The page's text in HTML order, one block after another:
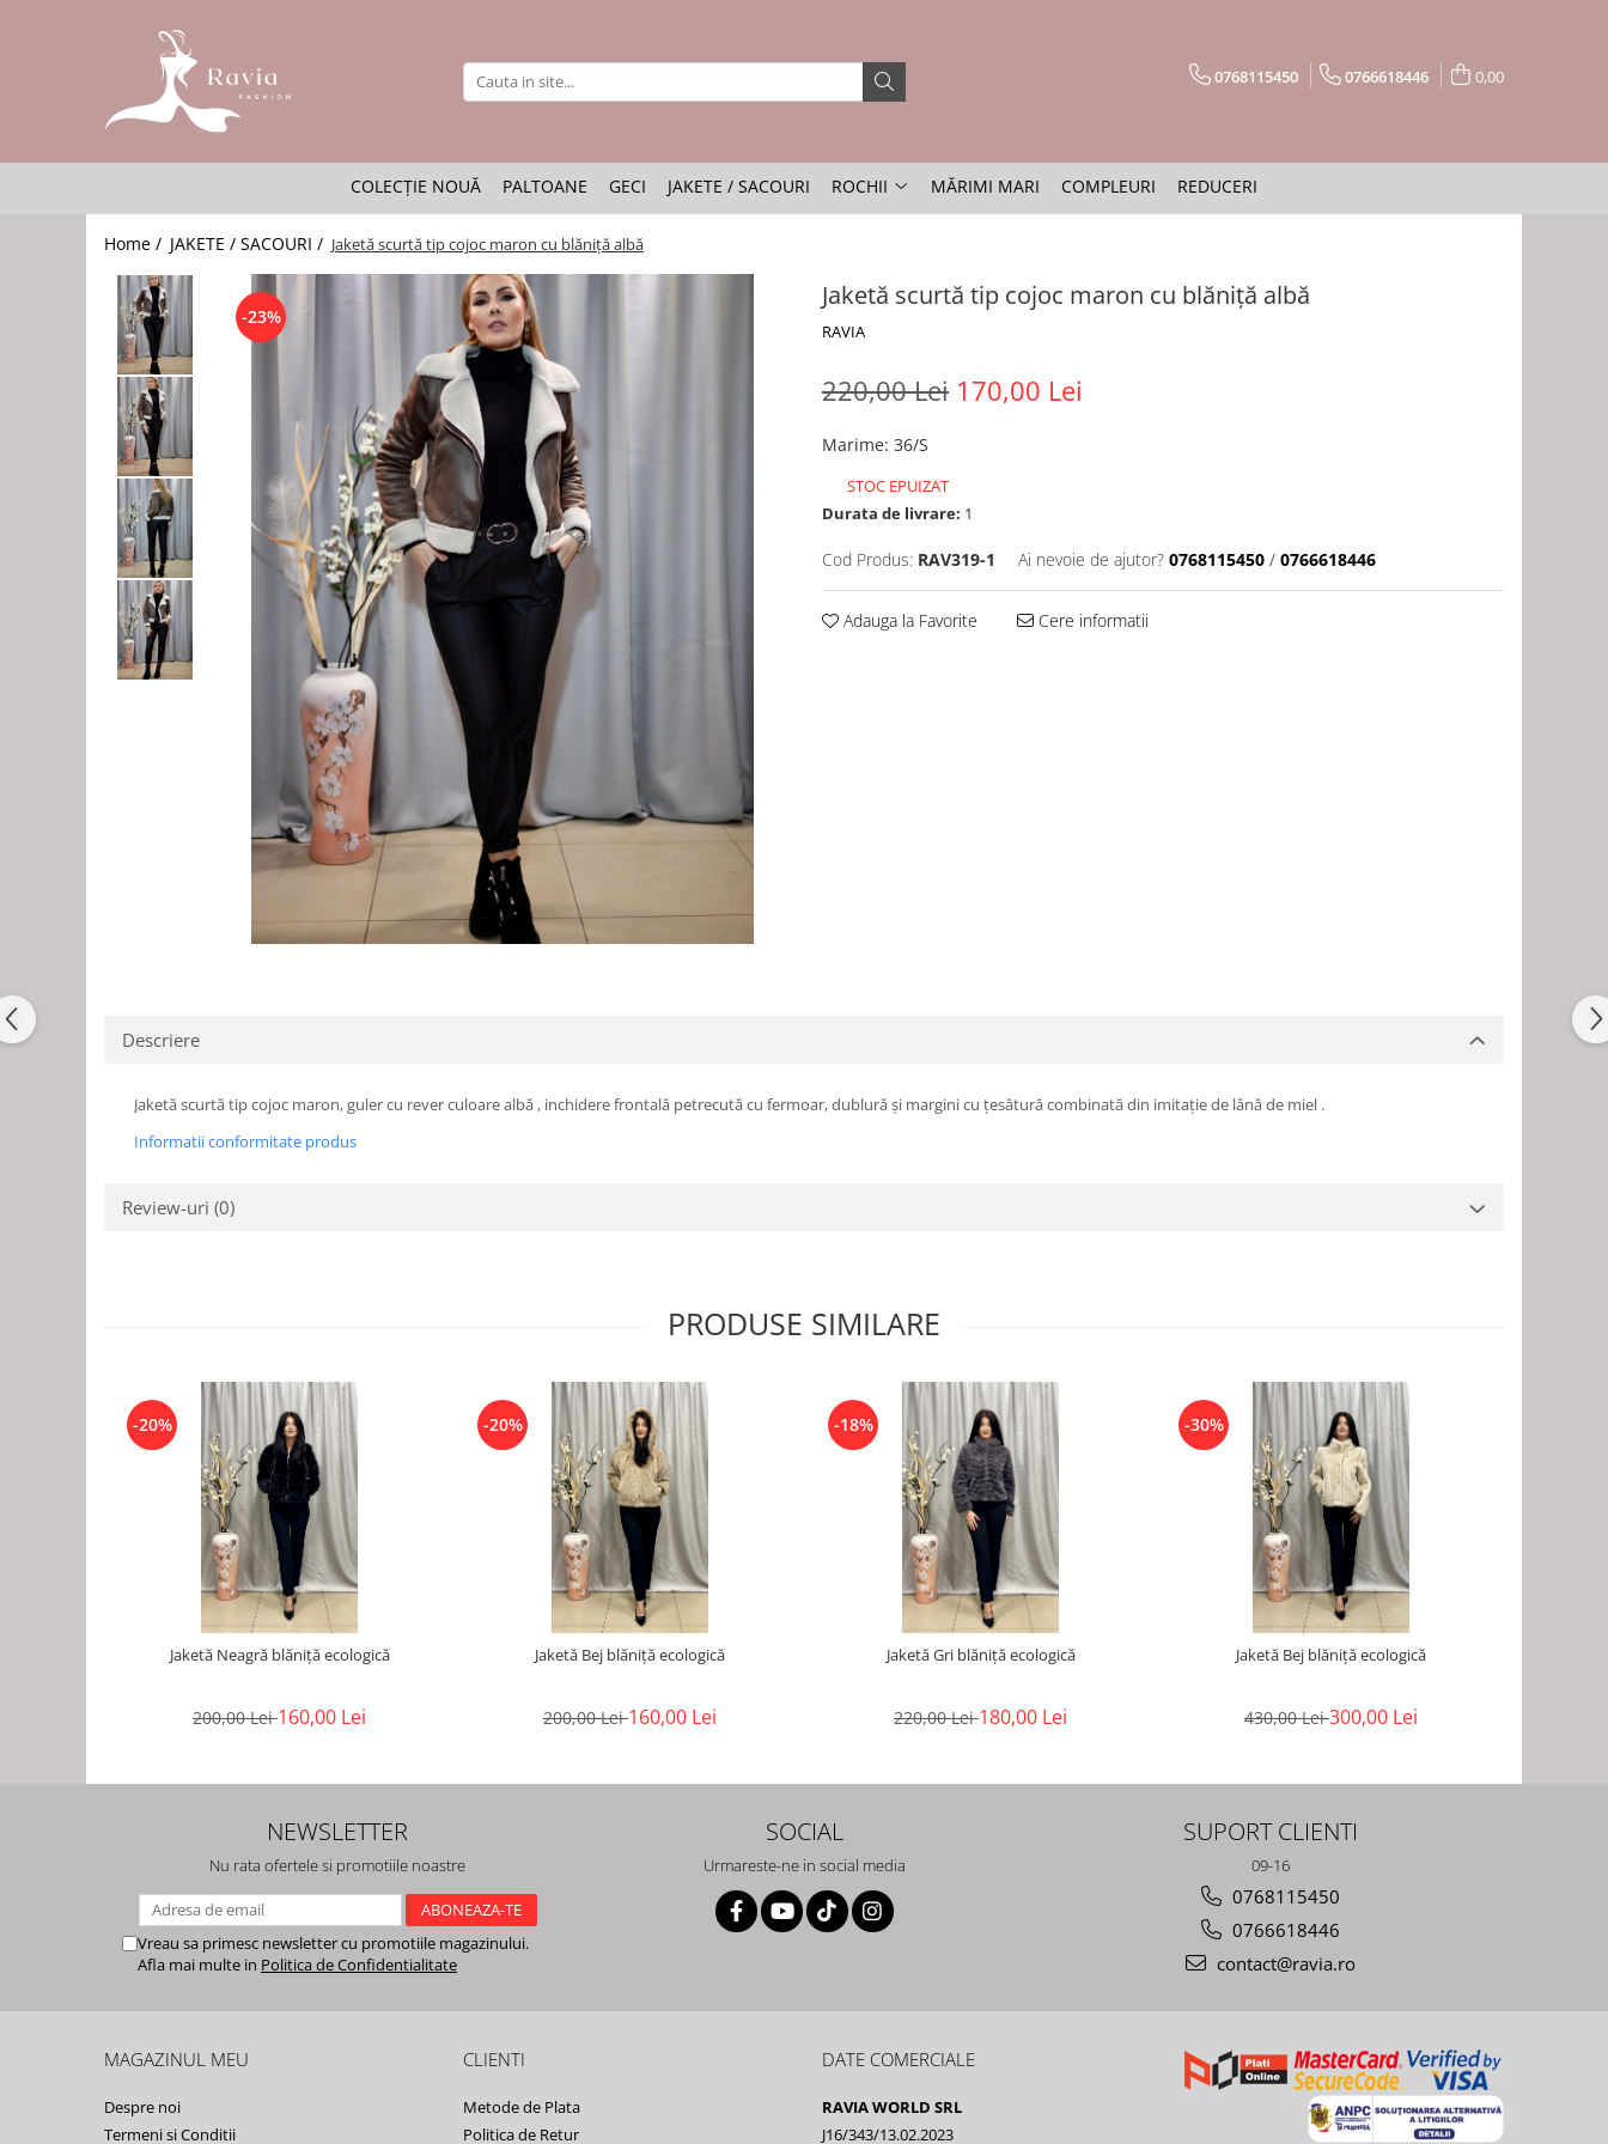
Rochii elegante lungi
Rochii elegante midi
Rochii casual
Rochii de ocazie
Rochii de nuntă
Rochii de botez
Rochii de seară
Rochii cu imprimeuri
Rochii elegante cu pene
Rochii mărimi mari
0768115450 0766618446 0,00
COLECȚIE NOUĂ PALTOANE GECI JAKETE / SACOURI ROCHII MĂRIMI MARI COMPLEURI REDUCERI
Home / JAKETE / SACOURI / Jaketă scurtă tip cojoc maron cu blăniță albă
Jaketă scurtă tip cojoc maron cu blăniță albă
RAVIA
-23%
220,00 Lei 170,00 Lei
Marime: 36/S
STOC EPUIZAT
Durata de livrare: 1
Cod Produs: RAV319-1 Ai nevoie de ajutor? 0768115450 / 0766618446
Adauga la Favorite Cere informatii
Descriere
Jaketă scurtă tip cojoc maron, guler cu rever culoare albă , inchidere frontală petrecută cu fermoar, dublură și margini cu țesătură combinată din imitație de lână de miel .
Informatii conformitate produs
Review-uri (0)
PRODUSE SIMILARE
-20%
Jaketă Neagră blăniță ecologică
200,00 Lei160,00 Lei
-20%
Jaketă Bej blăniță ecologică
200,00 Lei160,00 Lei
-18%
Jaketă Gri blăniță ecologică
220,00 Lei180,00 Lei
-30%
Jaketă Bej blăniță ecologică
430,00 Lei300,00 Lei
NEWSLETTER
Nu rata ofertele si promotiile noastre
Vreau sa primesc newsletter cu promotiile magazinului.
Afla mai multe in Politica de Confidentialitate
SOCIAL
Urmareste-ne in social media
SUPORT CLIENTI
09-16
0768115450
0766618446
contact@ravia.ro
MAGAZINUL MEU
Despre noi
Termeni si Conditii
CLIENTI
Metode de Plata
Politica de Retur
DATE COMERCIALE
RAVIA WORLD SRL
J16/343/13.02.2023